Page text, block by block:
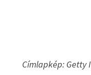
Címlapkép: Getty